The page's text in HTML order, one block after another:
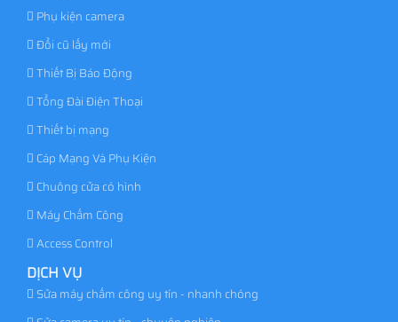
Phụ kiện camera
Đổi cũ lấy mới
Thiết Bị Báo Động
Tổng Đài Điện Thoại
Thiết bị mạng
Cáp Mạng Và Phụ Kiện
Chuông cửa có hình
Máy Chấm Công
Access Control
DỊCH VỤ
Sửa máy chấm công uy tín - nhanh chóng